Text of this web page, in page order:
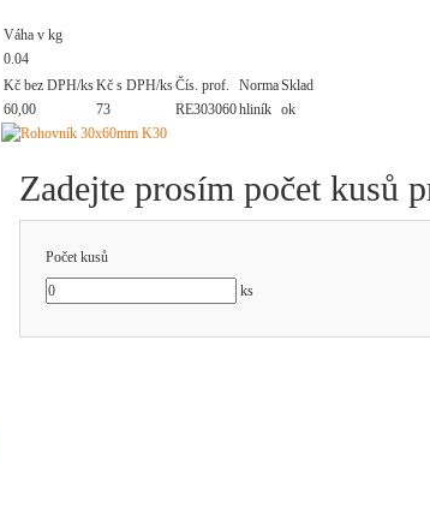
Váha v kg
0.04
Kč bez DPH/ksKč s DPH/ksČís. prof. NormaSklad
60,00
73 RE303060hliník ok
Zadejte prosím počet kusů
Počet kusů
ks